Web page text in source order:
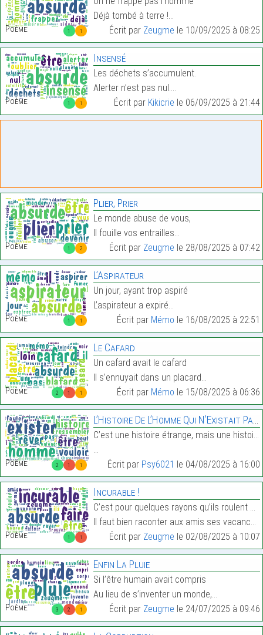
1 1
Poème:
Déjà tombé à terre !…
Écrit par Zeugme le 10/09/2025 à 08:25
1 1
Poème:
Insensé
Les déchets s’accumulent.
Alerter n’est pas nul.…
Écrit par Kikicrie le 06/09/2025 à 21:44
1 2
Poème:
Plier, Prier
Le monde abuse de vous,
Il fouille vos entrailles…
Écrit par Zeugme le 28/08/2025 à 07:42
1 1
Poème:
L’Aspirateur
Un jour, ayant trop aspiré
L’aspirateur a expiré…
Écrit par Mémo le 16/08/2025 à 22:51
2 1 1
Poème:
Le Cafard
Un cafard avait le cafard
Il s’ennuyait dans un placard…
Écrit par Mémo le 15/08/2025 à 06:36
2 1 1
Poème:
L’Histoire De L’Homme Qui N’Existait Pas.
C’est une histoire étrange, mais une histoire tout
…
Écrit par Psy6021 le 04/08/2025 à 16:00
1 1
Poème:
Incurable !
C’est pour quelques rayons qu’ils roulent pendant
Il faut bien raconter aux amis ses vacances,…
Écrit par Zeugme le 02/08/2025 à 10:07
3 2 1
Poème:
Enfin La Pluie
Si l’être humain avait compris
Au lieu de s’inventer un monde,…
Écrit par Zeugme le 24/07/2025 à 09:46